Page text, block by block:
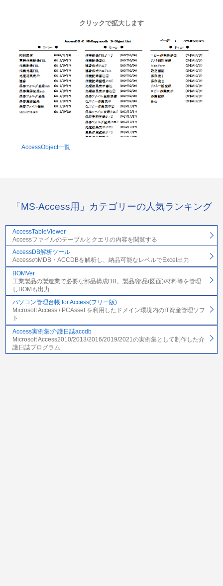
クリックで拡大します
AccessObject一覧
「MS-Access用」カテゴリーの人気ランキング
AccessTableViewer
Accessファイルのテーブルとクエリの内容を閲覧する
AccessDB解析ツール
AccessのMDB・ACCDBを解析し、納品可能なレベルでExcel出力
BOMVer
工業製品の製造業で必要な部品構成DB。製品/部品(図面)/材料等を管理
しBOMも出力
パソコン管理台帳 for Access(フリー版)
Microsoft Access / PCAsset を利用したドメイン環境内のIT資産管理ソフ
ト
Access実例集:介護日誌accdb
Microsoft Access2010/2013/2016/2019/2021の実例集として制作した介
護日誌プログラム